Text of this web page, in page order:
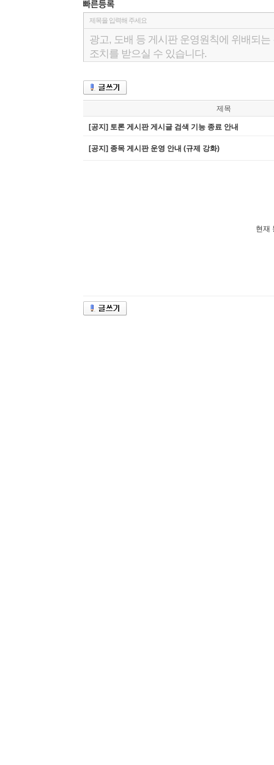
제목
[공지] 토론 게시판 게시글 검색 기능 종료 안내
[공지] 종목 게시판 운영 안내 (규제 강화)
현재